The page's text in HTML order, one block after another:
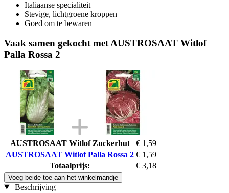
Italiaanse specialiteit
Stevige, lichtgroene kroppen
Goed om te bewaren
Vaak samen gekocht met AUSTROSAAT Witlof
Palla Rossa 2
AUSTROSAAT Witlof Zuckerhut
€ 1,59
AUSTROSAAT Witlof Palla Rossa 2 € 1,59
Totaalprijs:
€ 3,18
Voeg beide toe aan het winkelmandje
Beschrijving